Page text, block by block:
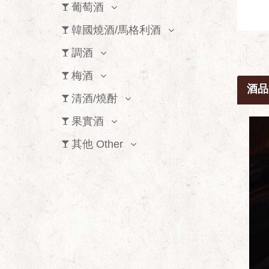
葡萄酒
韓國燒酒/馬格利酒
調酒
梅酒
清酒/燒酎
果實酒
其他 Other
酒